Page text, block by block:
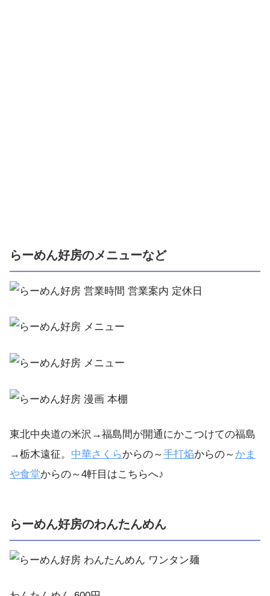
らーめん好房のメニューなど
東北中央道の米沢→福島間が開通にかこつけての福島
→栃木遠征。 中華さくらからの～手打焔からの～ かま
や食堂からの～4軒目はこちらへ♪
らーめん好房のわんたんめん